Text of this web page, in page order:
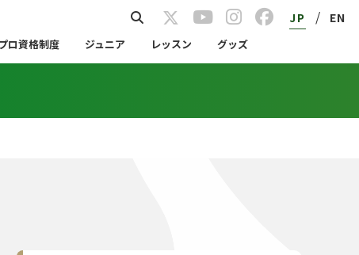
JP / EN
ロ資格制度 ジュニア レッスン グッズ